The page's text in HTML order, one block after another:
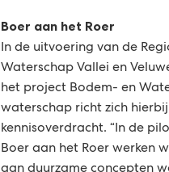
Boer aan het Roer
In de uitvoering van de
Waterschap Vallei en
het project Bodem- en
waterschap richt zich
kennisoverdracht. “In de
Boer aan het Roer werken